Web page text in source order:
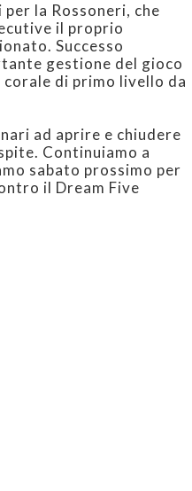
la Rossoneri, che
il proprio
Successo
gestione del gioco
di primo livello da
ad aprire e chiudere
Continuiamo a
sabato prossimo per
il Dream Five